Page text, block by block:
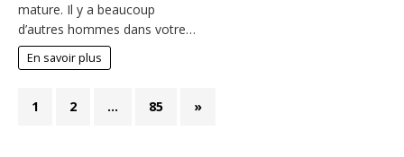
mature. Il y a beaucoup
d’autres hommes dans votre…
En savoir plus
1 2 … 85 »